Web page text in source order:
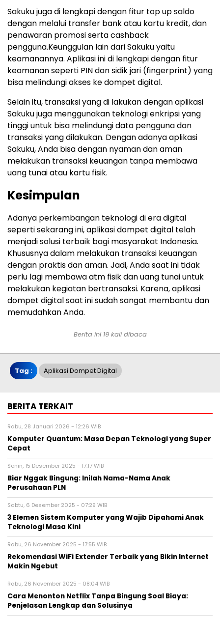
Sakuku juga di lengkapi dengan fitur top up saldo
dengan melalui transfer bank atau kartu kredit, dan
penawaran promosi serta cashback
pengguna.Keunggulan lain dari Sakuku yaitu
keamanannya. Aplikasi ini di lengkapi dengan fitur
keamanan seperti PIN dan sidik jari (fingerprint) yang
bisa melindungi akses ke dompet digital.
Selain itu, transaksi yang di lakukan dengan aplikasi
Sakuku juga menggunakan teknologi enkripsi yang
tinggi untuk bisa melindungi data pengguna dan
transaksi yang dilakukan. Dengan adanya aplikasi
Sakuku, Anda bisa dengan nyaman dan aman
melakukan transaksi keuangan tanpa membawa
uang tunai atau kartu fisik.
Kesimpulan
Adanya perkembangan teknologi di era digital
seperti sekarang ini, aplikasi dompet digital telah
menjadi solusi terbaik bagi masyarakat Indonesia.
Khususnya dalam melakukan transaksi keuangan
dengan praktis dan aman. Jadi, Anda saat ini tidak
perlu lagi membawa atm fisik dan uang tunai untuk
melakukan kegiatan bertransaksi. Karena, aplikasi
dompet digital saat ini sudah sangat membantu dan
memudahkan Anda.
Berita ini 19 kali dibaca
Tag : Aplikasi Dompet Digital
BERITA TERKAIT
Rabu, 28 Januari 2026 - 12:26 WIB
Komputer Quantum: Masa Depan Teknologi yang Super
Cepat
Senin, 15 Desember 2025 - 17:17 WIB
Biar Nggak Bingung: Inilah Nama-Nama Anak
Perusahaan PLN
Sabtu, 6 Desember 2025 - 07:29 WIB
3 Elemen Sistem Komputer yang Wajib Dipahami Anak
Teknologi Masa Kini
Rabu, 26 November 2025 - 17:55 WIB
Rekomendasi WiFi Extender Terbaik yang Bikin Internet
Makin Ngebut
Rabu, 26 November 2025 - 08:04 WIB
Cara Menonton Netflix Tanpa Bingung Soal Biaya:
Penjelasan Lengkap dan Solusinya